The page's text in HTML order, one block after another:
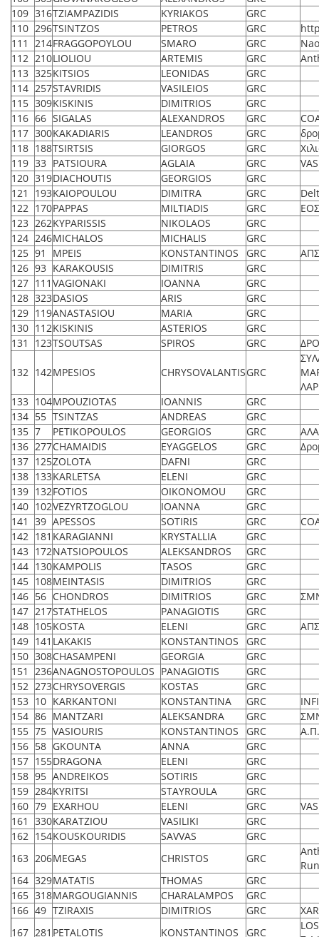
109 316TZIAMPAZIDIS KYRIAKOS
GRC
110 296TSINTZOS PETROS GRC
111
214FRAGGOPOYLOU SMARO GRC
112 210LIOLIOU ARTEMIS GRC
113 325KITSIOS LEONIDAS
GRC
114 257STAVRIDIS VASILEIOS
GRC
115 309KISKINIS DIMITRIOS
GRC
116 66 SIGALAS ALEXANDROS GRC
117 300KAKADIARIS LEANDROS GRC
118 188TSIRTSIS GIORGOS GRC
119 33 PATSIOURA AGLAIA GRC
120 319DIACHOUTIS GEORGIOS
GRC
121
193KAIOPOULOU DIMITRA GRC
122 170PAPPAS MILTIADIS GRC
123 262KYPARISSIS NIKOLAOS
GRC
124 246MICHALOS MICHALIS
GRC
125 91 MPEIS KONSTANTINOS GRC
126 93 KARAKOUSIS DIMITRIS
GRC
127 111 VAGIONAKI IOANNA
GRC
128 323DASIOS ARIS
GRC
129 119ANASTASIOU MARIA
GRC
130 112KISKINIS ASTERIOS
GRC
131
123TSOUTSAS SPIROS GRC
132 142MPESIOS CHRYSOVALANTISGRC
133 104MPOUZIOTAS IOANNIS
GRC
134 55 TSINTZAS ANDREAS
GRC
135 7 PETIKOPOULOS GEORGIOS GRC
136 277CHAMAIDIS EYAGGELOS GRC
137 125ZOLOTA DAFNI
GRC
138 133KARLETSA ELENI
GRC
139 132FOTIOS OIKONOMOU
GRC
140 102VEZYRTZOGLOU IOANNA
GRC
141
39 APESSOS SOTIRIS GRC
142 181 KARAGIANNI KRYSTALLIA
GRC
143 172NATSIOPOULOS ALEKSANDROS
GRC
144 130KAMPOLIS TASOS
GRC
145 108MEINTASIS DIMITRIOS
GRC
146 56 CHONDROS DIMITRIOS GRC
147 217STATHELOS PANAGIOTIS
GRC
148 105KOSTA ELENI GRC
149 141 LAKAKIS KONSTANTINOS
GRC
150 308CHASAMPENI GEORGIA
GRC
151
236ANAGNOSTOPOULOS PANAGIOTIS
GRC
152 273CHRYSOVERGIS KOSTAS
GRC
153 10 KARKANTONI KONSTANTINA GRC
154 86 MANTZARI ALEKSANDRA GRC
155 75 VASIOURIS KONSTANTINOS GRC
156 58 GKOUNTA ANNA
GRC
157 155DRAGONA ELENI
GRC
158 95 ANDREIKOS SOTIRIS
GRC
159 284KYRITSI STAYROULA
GRC
160 79 EXARHOU ELENI GRC
161
330KARATZIOU VASILIKI
GRC
162 154KOUSKOURIDIS SAVVAS
GRC
163 206MEGAS CHRISTOS GRC
164 329MATATIS THOMAS
GRC
165 318MARGOUGIANNIS CHARALAMPOS
GRC
166 49 TZIRAXIS DIMITRIOS GRC
167 281 PETALOTIS KONSTANTINOS GRC